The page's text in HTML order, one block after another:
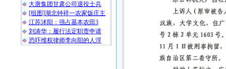
大唐集团甘肃公司退役士兵
[组图]湖北钟祥一农家饭庄主
江苏沭阳：强占基本农田3
刘涛华：履行法定职责申请
恐吓维权律师李向阳的人浮